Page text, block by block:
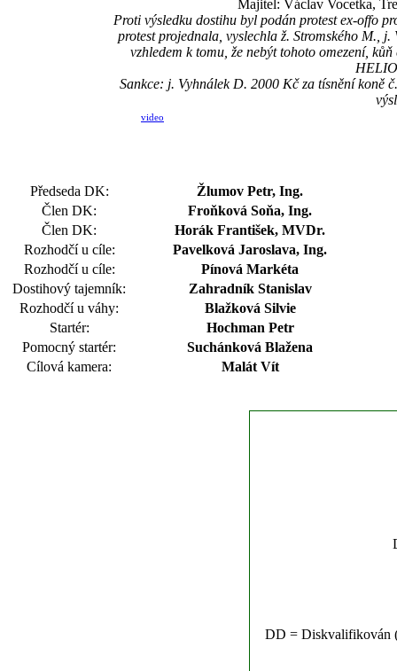
Majitel: Václav Vocetka,
Proti výsledku dostihu byl podán protest ex-offo
protest projednala, vyslechla ž. Stromského M.,
vzhledem k tomu, že nebýt tohoto omezení,
Sankce: j. Vyhnálek D. 2000 Kč za tísnění koně
video
Předseda DK:
Žlumov Petr, Ing.
Člen DK:
Froňková Soňa, Ing.
Člen DK:
Horák František, MVDr.
Rozhodčí u cíle:
Pavelková Jaroslava, Ing.
Rozhodčí u cíle:
Pínová Markéta
Dostihový tajemník:
Zahradník Stanislav
Rozhodčí u váhy:
Blažková Silvie
Startér:
Hochman Petr
Pomocný startér:
Suchánková Blažena
Cílová kamera:
Malát Vít
DD = Diskvalifikován